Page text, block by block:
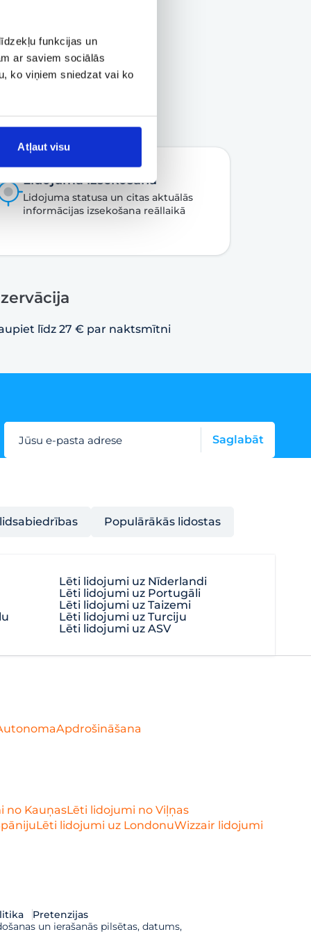
funkcijas un
ar saviem sociālās
ko viņiem sniedzat vai ko
Atļaut visu
Lidojuma izsekošana
Lidojuma statusa un citas aktuālās
informācijas izsekošana reāllaikā
līdz 27 € par naktsmītni
Jūsu e-pasta adrese Saglabāt
Populārākās lidostas
Lēti lidojumi uz Nīderlandi
Lēti lidojumi uz Portugāli
Lēti lidojumi uz Taizemi
Lēti lidojumi uz Turciju
Lēti lidojumi uz ASV
Apdrošināšana
no KauņasLēti lidojumi no Viļņas
Lēti lidojumi uz LondonuWizzair lidojumi
Pretenzijas
un ierašanās pilsētas, datums,